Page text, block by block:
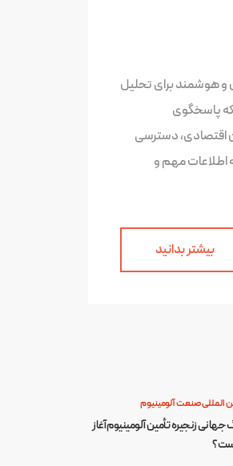
و هوشمند برای تحلیل
که پاسخگوی
اقتصادی، دسترسی
اطلاعات مهم و
بیشتر بدانید
المللی صنعت آلومینیوم
جهانی زنجیره تأمین آلومینیوم آغاز